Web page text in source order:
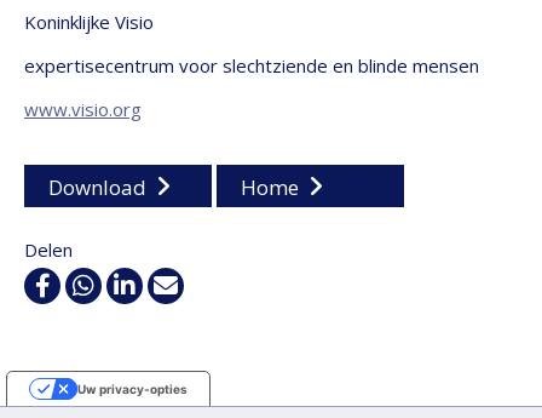
Koninklijke Visio
expertisecentrum voor slechtziende en blinde mensen
www.visio.org
Download Home
Delen
FacebookWhatsApp
Linkedin
E-
Uw privacy-opties